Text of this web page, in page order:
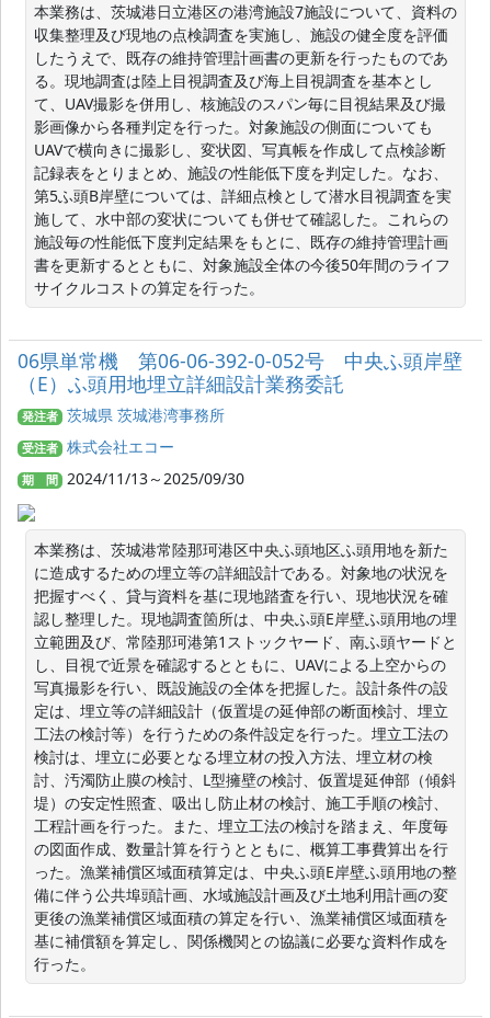
本業務は、茨城港日立港区の港湾施設7施設について、資料の
収集整理及び現地の点検調査を実施し、施設の健全度を評価
したうえで、既存の維持管理計画書の更新を行ったものであ
る。現地調査は陸上目視調査及び海上目視調査を基本とし
て、UAV撮影を併用し、核施設のスパン毎に目視結果及び撮
影画像から各種判定を行った。対象施設の側面についても
UAVで横向きに撮影し、変状図、写真帳を作成して点検診断
記録表をとりまとめ、施設の性能低下度を判定した。なお、
第5ふ頭B岸壁については、詳細点検として潜水目視調査を実
施して、水中部の変状についても併せて確認した。これらの
施設毎の性能低下度判定結果をもとに、既存の維持管理計画
書を更新するとともに、対象施設全体の今後50年間のライフ
サイクルコストの算定を行った。
06県単常機 第06-06-392-0-052号 中央ふ頭岸壁
（E）ふ頭用地埋立詳細設計業務委託
発注者 茨城県 茨城港湾事務所
受注者 株式会社エコー
期 間 2024/11/13～2025/09/30
本業務は、茨城港常陸那珂港区中央ふ頭地区ふ頭用地を新た
に造成するための埋立等の詳細設計である。対象地の状況を
把握すべく、貸与資料を基に現地踏査を行い、現地状況を確
認し整理した。現地調査箇所は、中央ふ頭E岸壁ふ頭用地の埋
立範囲及び、常陸那珂港第1ストックヤード、南ふ頭ヤードと
し、目視で近景を確認するとともに、UAVによる上空からの
写真撮影を行い、既設施設の全体を把握した。設計条件の設
定は、埋立等の詳細設計（仮置堤の延伸部の断面検討、埋立
工法の検討等）を行うための条件設定を行った。埋立工法の
検討は、埋立に必要となる埋立材の投入方法、埋立材の検
討、汚濁防止膜の検討、L型擁壁の検討、仮置堤延伸部（傾斜
堤）の安定性照査、吸出し防止材の検討、施工手順の検討、
工程計画を行った。また、埋立工法の検討を踏まえ、年度毎
の図面作成、数量計算を行うとともに、概算工事費算出を行
った。漁業補償区域面積算定は、中央ふ頭E岸壁ふ頭用地の整
備に伴う公共埠頭計画、水域施設計画及び土地利用計画の変
更後の漁業補償区域面積の算定を行い、漁業補償区域面積を
基に補償額を算定し、関係機関との協議に必要な資料作成を
行った。